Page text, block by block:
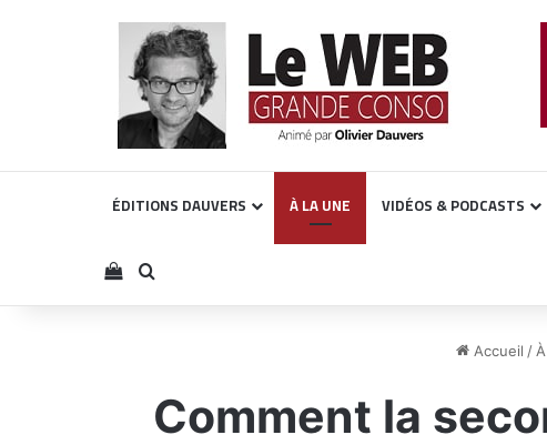
ÉDITIONS DAUVERS À LA UNE VIDÉOS & PODCASTS
Voir votre panier
Rechercher
Accueil /
Comment la